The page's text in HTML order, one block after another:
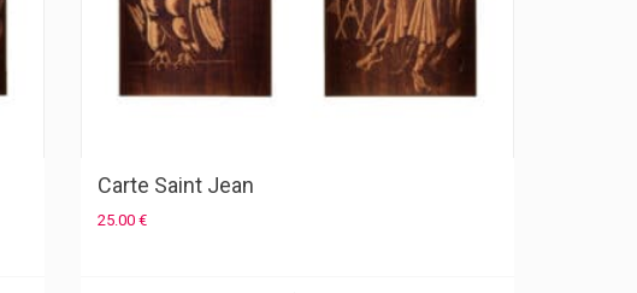
Carte Saint Jean
25.00 €